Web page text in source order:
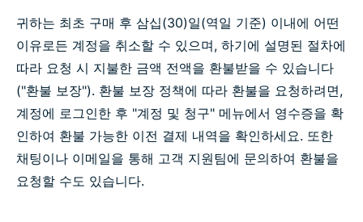
귀하는 최초 구매 후 삼십(30)일(역일 기준) 이내에 어떤
이유로든 계정을 취소할 수 있으며, 하기에 설명된 절차에
따라 요청 시 지불한 금액 전액을 환불받을 수 있습니다
("환불 보장"). 환불 보장 정책에 따라 환불을 요청하려면,
계정에 로그인한 후 "계정 및 청구" 메뉴에서 영수증을 확
인하여 환불 가능한 이전 결제 내역을 확인하세요. 또한
채팅이나 이메일을 통해 고객 지원팀에 문의하여 환불을
요청할 수도 있습니다.